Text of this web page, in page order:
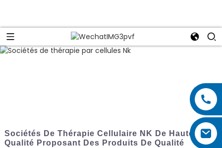
Sociétés De Thérapie Cellulaire NK De Haute
Qualité Proposant Des Produits De Qualité